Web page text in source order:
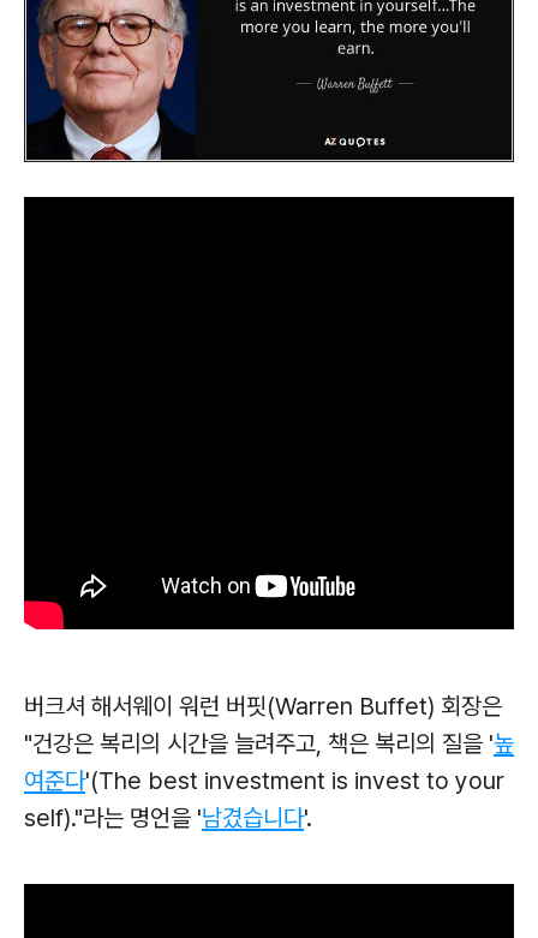
버크셔 해서웨이 워런 버핏(Warren Buffet) 회장은
"건강은 복리의 시간을 늘려주고, 책은 복리의 질을 '높
여준다'(The best investment is invest to your
self)."라는 명언을 '남겼습니다'.